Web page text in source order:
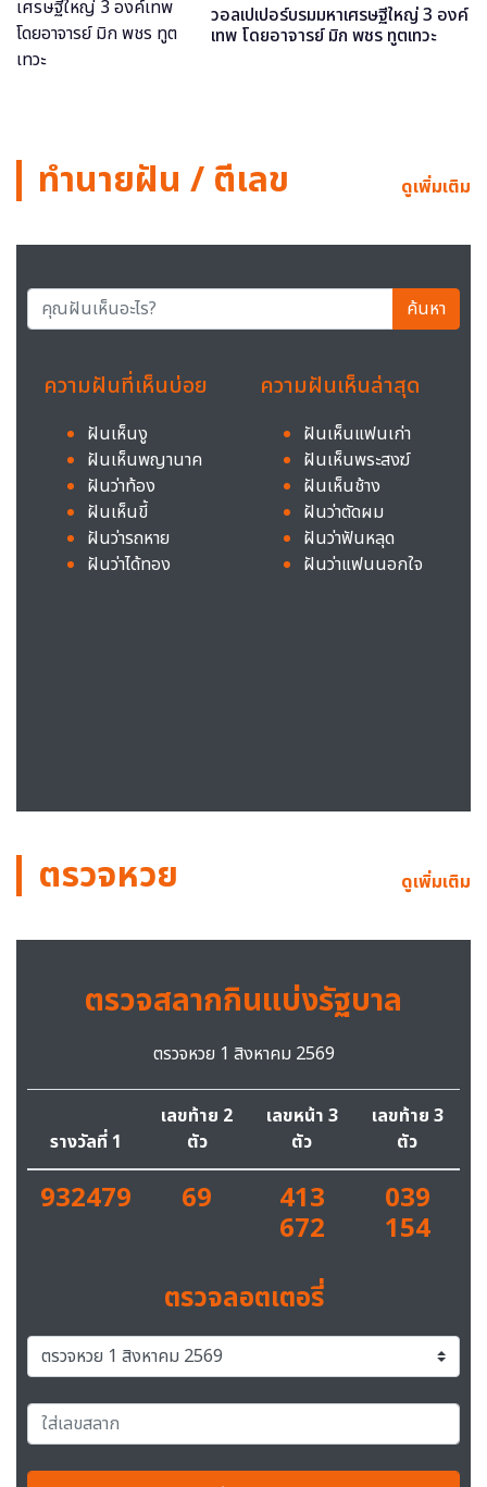
วอลเปเปอร์บรมมหาเศรษฐีใหญ่ 3 องค์
เทพ โดยอาจารย์ มิก พชร ทูตเทวะ
ทำนายฝัน / ตีเลข ดูเพิ่มเติม
ค้นหา
ความฝันที่เห็นบ่อย
ฝันเห็นงู
ฝันเห็นพญานาค
ฝันว่าท้อง
ฝันเห็นขี้
ฝันว่ารถหาย
ฝันว่าได้ทอง
ความฝันเห็นล่าสุด
ฝันเห็นแฟนเก่า
ฝันเห็นพระสงฆ์
ฝันเห็นช้าง
ฝันว่าตัดผม
ฝันว่าฟันหลุด
ฝันว่าแฟนนอกใจ
ตรวจหวย ดูเพิ่มเติม
ตรวจสลากกินแบ่งรัฐบาล
ตรวจหวย 1 สิงหาคม 2569
รางวัลที่ 1
เลขท้าย 2
ตัว
เลขหน้า 3
ตัว
เลขท้าย 3
ตัว
932479 69 413
672
039
154
ตรวจลอตเตอรี่